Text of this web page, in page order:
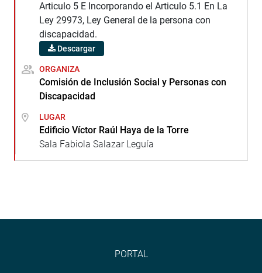
Articulo 5 E Incorporando el Articulo 5.1 En La
Ley 29973, Ley General de la persona con
discapacidad.
Descargar
ORGANIZA
Comisión de Inclusión Social y Personas con
Discapacidad
LUGAR
Edificio Víctor Raúl Haya de la Torre
Sala Fabiola Salazar Leguía
PORTAL